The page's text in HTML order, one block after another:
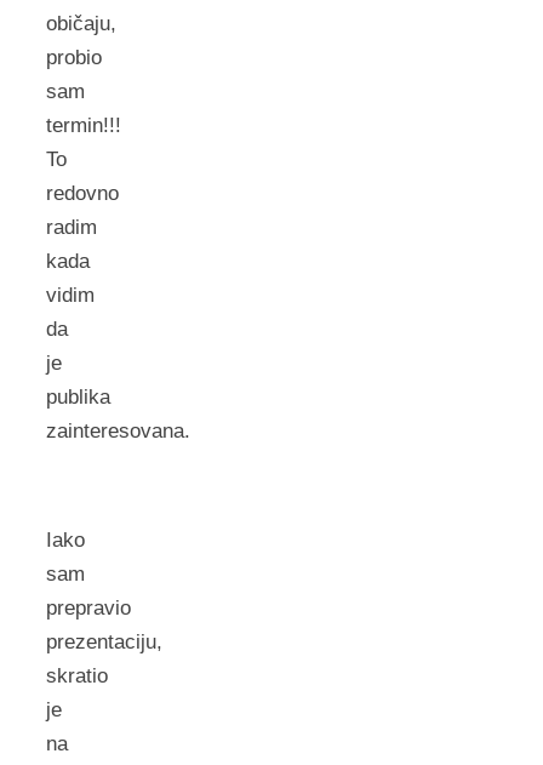
običaju,
probio
sam
termin!!!
To
redovno
radim
kada
vidim
da
je
publika
zainteresovana.
Iako
sam
prepravio
prezentaciju,
skratio
je
na